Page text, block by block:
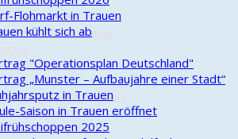
Gastronomie in
2022
Waldspielplatz
Fahrradtour
Flohmarkt in Trauen
kühlt sich ab
"Operationsplan Deutschland"
„Munster – Aufbaujahre einer Stadt“
in Trauen
Saison in Trauen eröffnet
2025